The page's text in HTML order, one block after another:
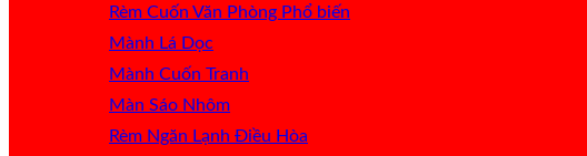
Rèm Cuốn Văn Phòng
Mành Lá Dọc
Mành Cuốn Tranh
Màn Sáo Nhôm
Rèm Ngăn Lạnh Điều Hòa